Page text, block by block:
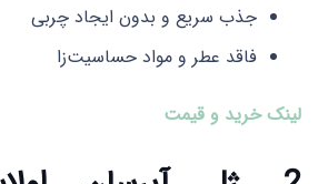
جذب سریع و بدون ایجاد چربی
فاقد عطر و مواد حساسیت‌زا
لینک خرید و قیمت